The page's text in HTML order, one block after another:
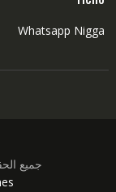
Whatsapp Nigga
جميع